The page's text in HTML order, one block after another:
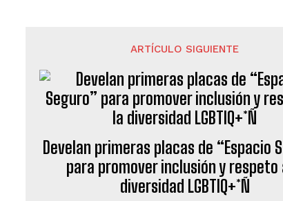
ARTÍCULO SIGUIENTE
Develan primeras placas de “Espacio
para promover inclusión y respeto
diversidad LGBTIQ+*Ñ